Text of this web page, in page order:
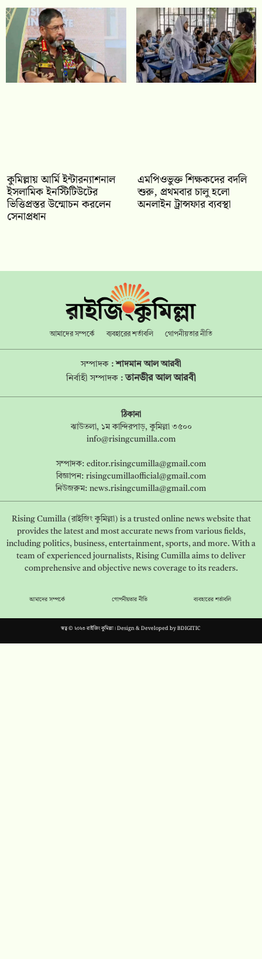
কুমিল্লায় আর্মি ইন্টারন্যাশনাল
ইসলামিক ইনস্টিটিউটের
ভিত্তিপ্রস্তর উন্মোচন করলেন
সেনাপ্রধান
এমপিওভুক্ত শিক্ষকদের বদলি
শুরু, প্রথমবার চালু হলো
অনলাইন ট্রান্সফার ব্যবস্থা
আমাদের সম্পর্কে ব্যবহারের শর্তাবলি গোপনীয়তার নীতি
সম্পাদক :শাদমান আল আরবী
নির্বাহী সম্পাদক :তানভীর আল আরবী
ঠিকানা
ঝাউতলা, ১ম কান্দিরপাড়, কুমিল্লা ৩৫০০
info@risingcumilla.com
সম্পাদক: editor.risingcumilla@gmail.com
বিজ্ঞাপন: risingcumillaofficial@gmail.com
নিউজরুম: news.risingcumilla@gmail.com
Rising Cumilla (রাইজিং কুমিল্লা) is a trusted online news website that
provides the latest and most accurate news from various fields,
including politics, business, entertainment, sports, and more. With a
team of experienced journalists, Rising Cumilla aims to deliver
comprehensive and objective news coverage to its readers.
আমাদের সম্পর্কে গোপনীয়তার নীতি ব্যবহারের শর্তাবলি
স্বত্ব © ২০২৩ রাইজিং কুমিল্লা। Design & Developed byBDIGITIC